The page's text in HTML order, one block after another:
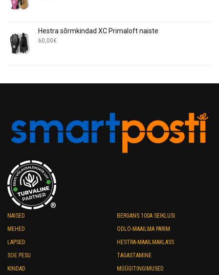
Hestra sõrmkindad XC Primaloft naiste
60,00€
®
NAISED
MEHED
LAPSED
SOE PESU
KINDAD
BERGANS 100A SEIKLUSI
ODLO-MAAILMA PARIM
HESTRA-MAAILMAKLASS
TAGASTAMINE
MÜÜGITINGIMUSED